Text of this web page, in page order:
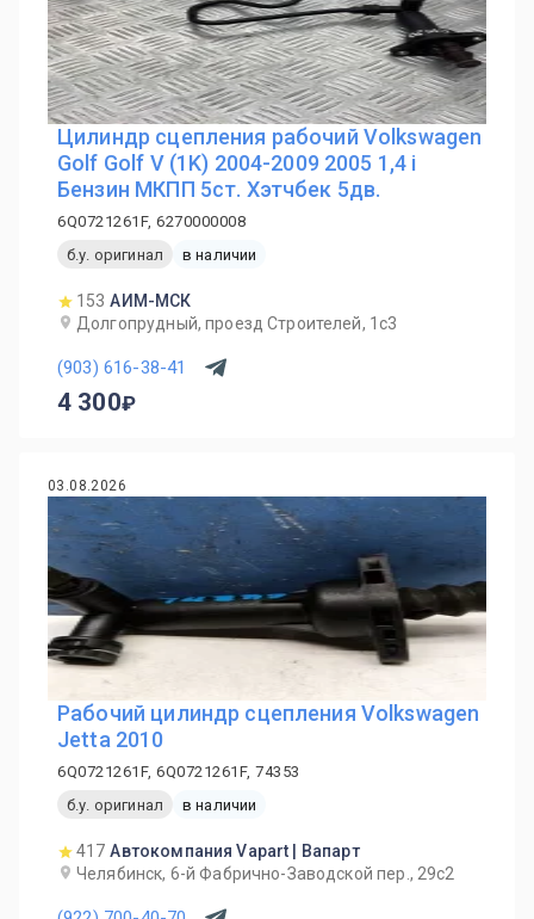
Цилиндр сцепления рабочий Volkswagen
Golf Golf V (1K) 2004-2009 2005 1,4 i
Бензин МКПП 5ст. Хэтчбек 5дв.
6Q0721261F, 6270000008
б.у. оригинал
в наличии
153 АИМ-МСК
Долгопрудный, проезд Строителей, 1с3
(903) 616-38-41
4 300
03.08.2026
Рабочий цилиндр сцепления Volkswagen
Jetta 2010
6Q0721261F, 6Q0721261F, 74353
б.у. оригинал
в наличии
417 Автокомпания Vapart | Вапарт
Челябинск, 6-й Фабрично-Заводской пер., 29с2